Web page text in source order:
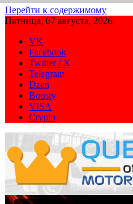
Перейти к содержимому
Пятница, 07 августа, 2026
VK
Facebook
Twitter / X
Telegram
Dzen
Boosty
VISA
Crypto